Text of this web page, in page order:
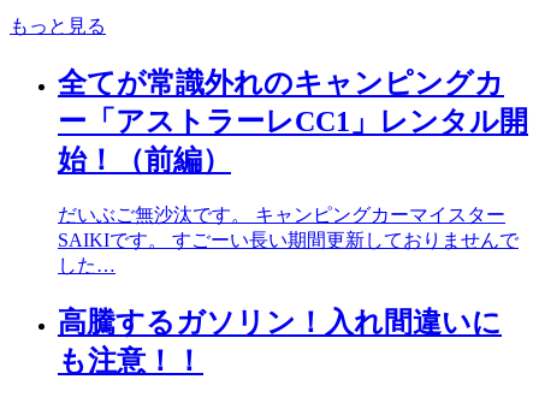
もっと見る
全てが常識外れのキャンピングカ
ー「アストラーレCC1」レンタル開
始！（前編）
だいぶご無沙汰です。 キャンピングカーマイスター
SAIKIです。 すごーい長い期間更新しておりませんで
した…
高騰するガソリン！入れ間違いに
も注意！！